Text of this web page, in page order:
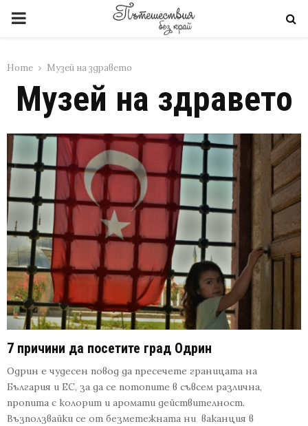
PRIMARY
Home Музей на здравето
Музей на здравето
7 причини да посетите град Одрин
Одрин е чудесен повод да пресечете границата на
България и ЕС, за да се потопите в съвсем различна,
пропита с колорит и аромати действителност.
Възползвайки се от безметежната ни ваканция в